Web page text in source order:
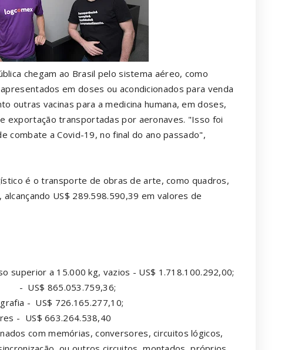
chegam ao Brasil pelo sistema aéreo, como
em doses ou acondicionados para venda
outras vacinas para a medicina humana, em doses,
exportação transportadas por aeronaves. "Isso foi
combate a Covid-19, no final do ano passado",
é o transporte de obras de arte, como quadros,
US$ 289.598.590,39 em valores de
superior a 15.000 kg, vazios - US$ 1.718.100.292,00;
- US$ 865.053.759,36;
- US$ 726.165.277,10;
- US$ 663.264.538,40
com memórias, conversores, circuitos lógicos,